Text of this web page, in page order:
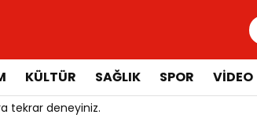
KÜLTÜR SAĞLIK SPOR VIDEO
tekrar deneyiniz.